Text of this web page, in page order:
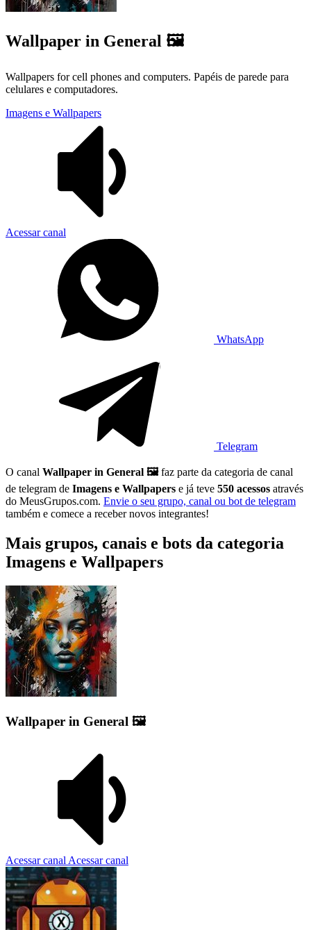
Wallpaper in General 🖼️
Wallpapers for cell phones and computers. Papéis de parede para
celulares e computadores.
Imagens e Wallpapers
Acessar canal
WhatsApp
Telegram
O canal Wallpaper in General 🖼️faz parte da categoria de canal
de telegram de Imagens e Wallpapers e já teve 550 acessos através
do MeusGrupos.com. Envie o seu grupo, canal ou bot de telegram
também e comece a receber novos integrantes!
Mais grupos, canais e bots da categoria
Imagens e Wallpapers
Wallpaper in General 🖼️
Acessar canal Acessar canal